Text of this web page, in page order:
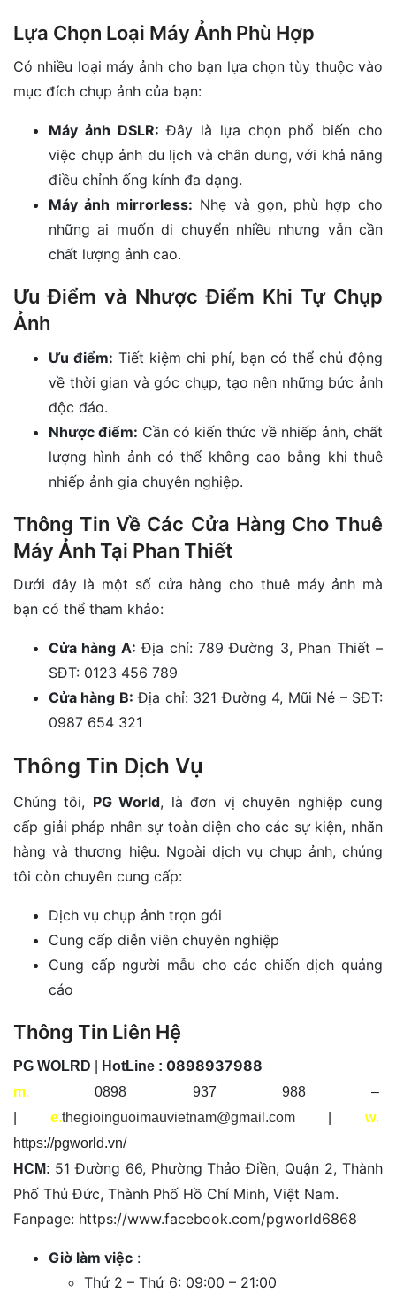
Lựa Chọn Loại Máy Ảnh Phù Hợp
Có nhiều loại máy ảnh cho bạn lựa chọn tùy thuộc vào
mục đích chụp ảnh của bạn:
Máy ảnh DSLR: Đây là lựa chọn phổ biến cho
việc chụp ảnh du lịch và chân dung, với khả năng
điều chỉnh ống kính đa dạng.
Máy ảnh mirrorless: Nhẹ và gọn, phù hợp cho
những ai muốn di chuyển nhiều nhưng vẫn cần
chất lượng ảnh cao.
Ưu Điểm và Nhược Điểm Khi Tự Chụp
Ảnh
Ưu điểm: Tiết kiệm chi phí, bạn có thể chủ động
về thời gian và góc chụp, tạo nên những bức ảnh
độc đáo.
Nhược điểm: Cần có kiến thức về nhiếp ảnh, chất
lượng hình ảnh có thể không cao bằng khi thuê
nhiếp ảnh gia chuyên nghiệp.
Thông Tin Về Các Cửa Hàng Cho Thuê
Máy Ảnh Tại Phan Thiết
Dưới đây là một số cửa hàng cho thuê máy ảnh mà
bạn có thể tham khảo:
Cửa hàng A: Địa chỉ: 789 Đường 3, Phan Thiết –
SĐT: 0123 456 789
Cửa hàng B: Địa chỉ: 321 Đường 4, Mũi Né – SĐT:
0987 654 321
Thông Tin Dịch Vụ
Chúng tôi, PG World, là đơn vị chuyên nghiệp cung
cấp giải pháp nhân sự toàn diện cho các sự kiện, nhãn
hàng và thương hiệu. Ngoài dịch vụ chụp ảnh, chúng
tôi còn chuyên cung cấp:
Dịch vụ chụp ảnh trọn gói
Cung cấp diễn viên chuyên nghiệp
Cung cấp người mẫu cho các chiến dịch quảng
cáo
Thông Tin Liên Hệ
PG WOLRD HotLine : 0898937988
m. 0898 937 988 –
e.thegioinguoimauvietnam@gmail.com|w.
https://pgworld.vn/
HCM: 51 Đường 66, Phường Thảo Điền, Quận 2, Thành
Phố Thủ Đức, Thành Phố Hồ Chí Minh, Việt Nam.
Fanpage: https://www.facebook.com/pgworld6868
Giờ làm việc :
Thứ 2 – Thứ 6: 09:00 – 21:00